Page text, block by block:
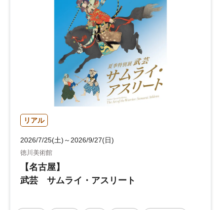
リアル
2026/7/25(土)～2026/9/27(日)
徳川美術館
【名古屋】
武芸 サムライ・アスリート